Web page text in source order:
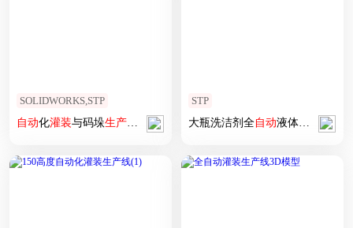
SOLIDWORKS,STP
自动化灌装与码垛生产线 stp
STP
大瓶洗洁剂全自动液体灌装 生产线